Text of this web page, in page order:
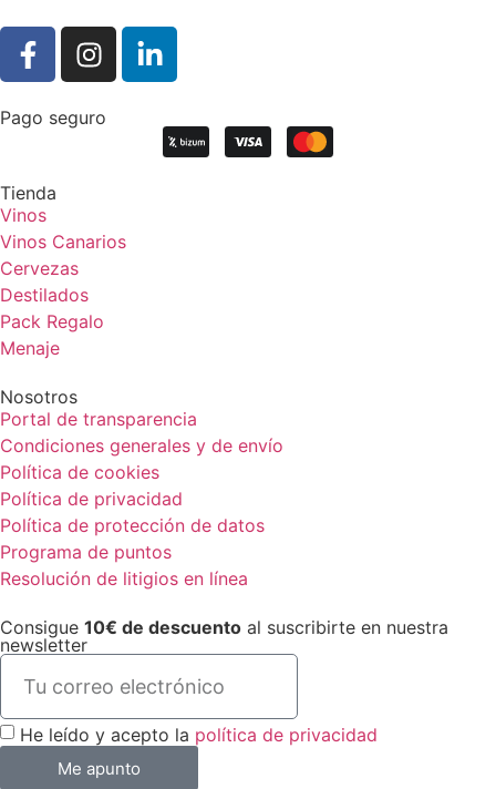
Pago seguro
Tienda
Vinos
Vinos Canarios
Cervezas
Destilados
Pack Regalo
Menaje
Nosotros
Portal de transparencia
Condiciones generales y de envío
Política de cookies
Política de privacidad
Política de protección de datos
Programa de puntos
Resolución de litigios en línea
Consigue 10€ de descuento al suscribirte en nuestra
newsletter
He leído y acepto la política de privacidad
Me apunto